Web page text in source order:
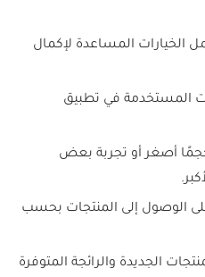
الخيارات المساعدة لإكمال
المستخدمة في تطبيق
أصغر أو تجربة بعض
الوصول إلى المنتجات بحسب
الجديدة والرائجة المتوفرة